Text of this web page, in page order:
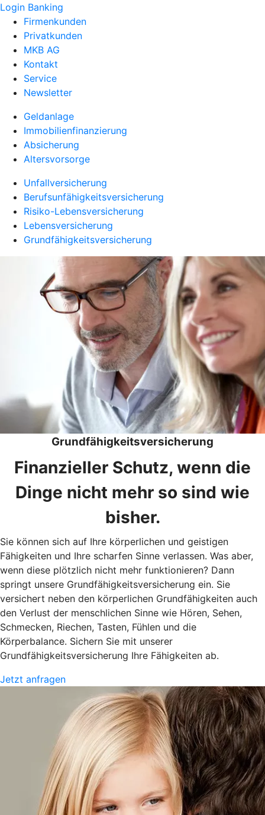
Login Banking
Firmenkunden
Privatkunden
MKB AG
Kontakt
Service
Newsletter
Geldanlage
Immobilienfinanzierung
Absicherung
Altersvorsorge
Unfallversicherung
Berufsunfähigkeitsversicherung
Risiko-Lebensversicherung
Lebensversicherung
Grundfähigkeitsversicherung
Grundfähigkeitsversicherung
Finanzieller Schutz, wenn die
Dinge nicht mehr so sind wie
bisher.
Sie können sich auf Ihre körperlichen und geistigen
Fähigkeiten und Ihre scharfen Sinne verlassen. Was aber,
wenn diese plötzlich nicht mehr funktionieren? Dann
springt unsere Grundfähigkeitsversicherung ein. Sie
versichert neben den körperlichen Grundfähigkeiten auch
den Verlust der menschlichen Sinne wie Hören, Sehen,
Schmecken, Riechen, Tasten, Fühlen und die
Körperbalance. Sichern Sie mit unserer
Grundfähigkeitsversicherung Ihre Fähigkeiten ab.
Jetzt anfragen